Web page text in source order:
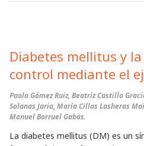
Diabetes mellitus y
control mediante el
Paola Gómez Ruiz, Beatriz Castillo
Solanas Jaria, María Cillas Lasheras
Manuel Borruel Gabas.
La diabetes mellitus (DM) es un